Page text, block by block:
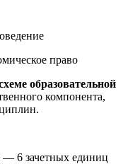
право
образовательной
компонента,
— 6 зачетных единиц